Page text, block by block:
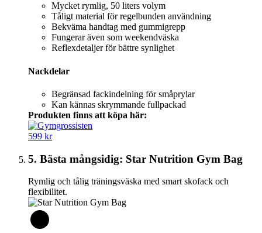
Mycket rymlig, 50 liters volym
Tåligt material för regelbunden användning
Bekväma handtag med gummigrepp
Fungerar även som weekendväska
Reflexdetaljer för bättre synlighet
Nackdelar
Begränsad fackindelning för småprylar
Kan kännas skrymmande fullpackad
Produkten finns att köpa här:
599 kr
5. Bästa mångsidig: Star Nutrition Gym Bag
Rymlig och tålig träningsväska med smart skofack och
flexibilitet.